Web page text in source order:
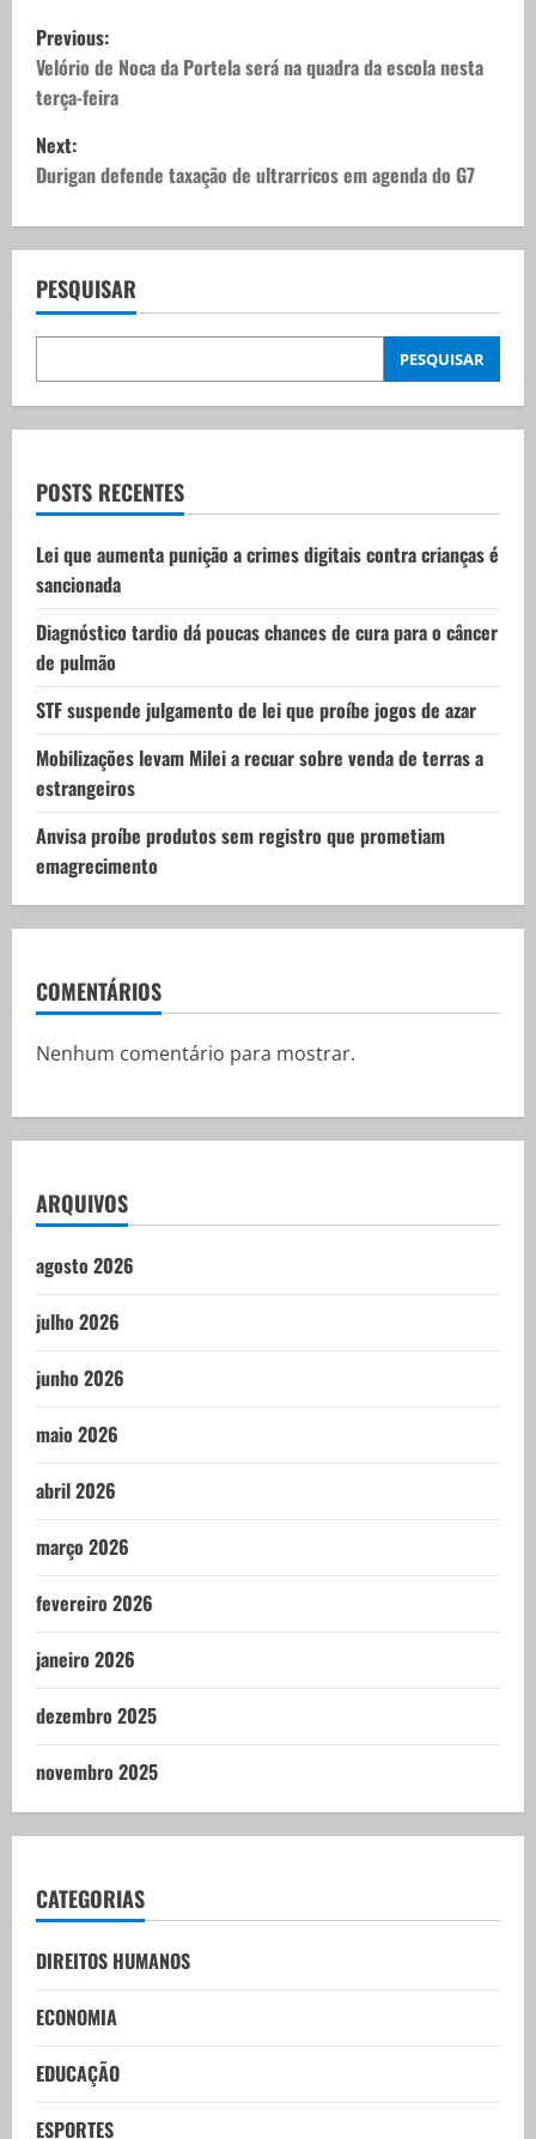
P
o
s
t
n
a
v
i
g
a
t
i
o
n
Previous:
Velório de Noca da Portela será na quadra da escola nesta
terça-feira
Next:
Durigan defende taxação de ultrarricos em agenda do G7
PESQUISAR
PESQUISAR
POSTS RECENTES
Lei que aumenta punição a crimes digitais contra crianças é
sancionada
Diagnóstico tardio dá poucas chances de cura para o câncer
de pulmão
STF suspende julgamento de lei que proíbe jogos de azar
Mobilizações levam Milei a recuar sobre venda de terras a
estrangeiros
Anvisa proíbe produtos sem registro que prometiam
emagrecimento
COMENTÁRIOS
Nenhum comentário para mostrar.
ARQUIVOS
agosto 2026
julho 2026
junho 2026
maio 2026
abril 2026
março 2026
fevereiro 2026
janeiro 2026
dezembro 2025
novembro 2025
CATEGORIAS
DIREITOS HUMANOS
ECONOMIA
EDUCAÇÃO
ESPORTES